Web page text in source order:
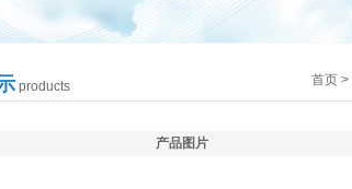
products 首页 >
产品图片